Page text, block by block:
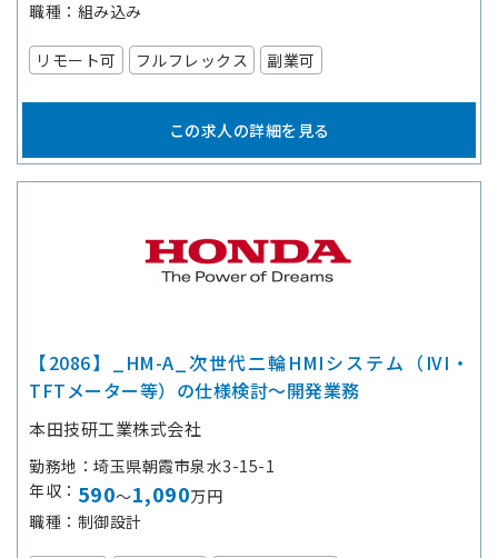
職種 組み込み
リモート可 フルフレックス 副業可
この求人の詳細を見る
【2086】_HM-A_次世代二輪HMIシステム（IVI・
TFTメーター等）の仕様検討～開発業務
本田技研工業株式会社
勤務地
埼玉県朝霞市泉水3-15-1
年収
590～1,090万円
職種
制御設計